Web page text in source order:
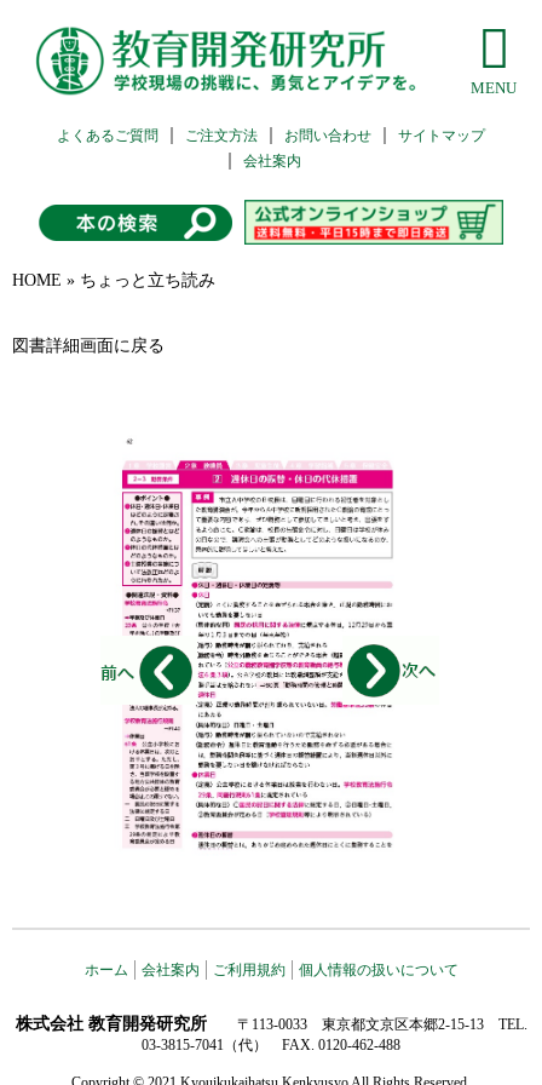
よくあるご質問 ご注文方法 お問い合わせ
サイトマップ
会社案内
HOME » ちょっと立ち読み
図書詳細画面に戻る
ホーム 会社案内 ご利用規約 個人情報の扱いについて
株式会社 教育開発研究所
〒113-0033 東京都文京区本郷2-15-13 TEL.
03-3815-7041（代） FAX. 0120-462-488